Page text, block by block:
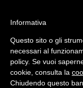
Home
Nuovo? Inizia qui
Risorse gratuite
Informativa
Questo sito o gli
necessari al
policy. Se vuoi
cookie, consulta la
Chiudendo questo